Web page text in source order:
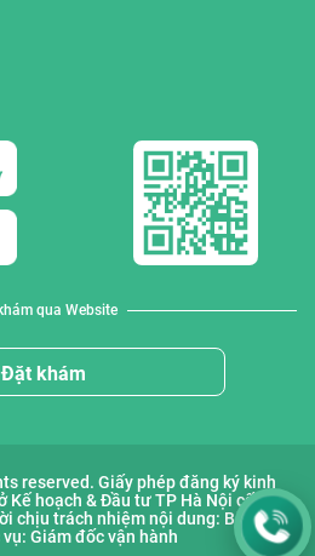
qua Website
Đặt khám
reserved. Giấy phép đăng ký kinh
Kế hoạch & Đầu tư TP Hà Nội cấp lần
chịu trách nhiệm nội dung: Bà
Giám đốc vận hành